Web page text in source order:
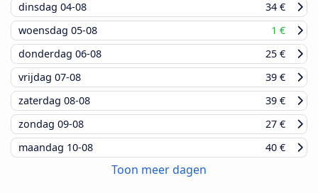
dinsdag 04-08
34 €
woensdag 05-08
1 €
donderdag 06-08
25 €
vrijdag 07-08
39 €
zaterdag 08-08
39 €
zondag 09-08
27 €
maandag 10-08 40 €
Toon meer dagen